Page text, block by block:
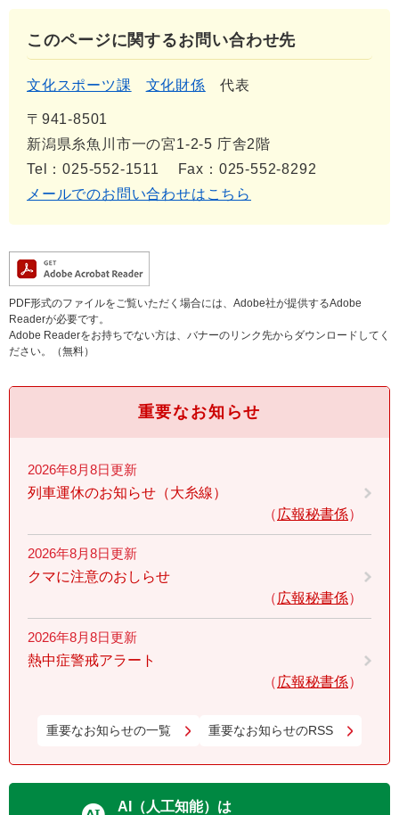
このページに関するお問い合わせ先
文化スポーツ課 文化財係 代表
〒941-8501
新潟県糸魚川市一の宮1-2-5 庁舎2階
Tel：025-552-1511
Fax：025-552-8292
メールでのお問い合わせはこちら
PDF形式のファイルをご覧いただく場合には、Adobe社が提供するAdobe
Readerが必要です。
Adobe Readerをお持ちでない方は、バナーのリンク先からダウンロードしてく
ださい。（無料）
重要なお知らせ
2026年8月8日更新
列車運休のお知らせ（大糸線）
広報秘書係
2026年8月8日更新
クマに注意のおしらせ
広報秘書係
2026年8月8日更新
熱中症警戒アラート
広報秘書係
重要なお知らせの一覧 重要なお知らせのRSS
AI（人工知能）は